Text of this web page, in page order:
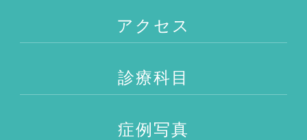
アクセス
診療科目
症例写真